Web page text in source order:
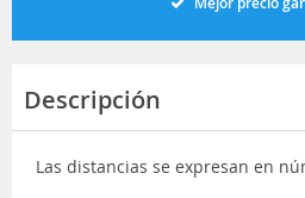
Descripción
Las distancias se expresan en